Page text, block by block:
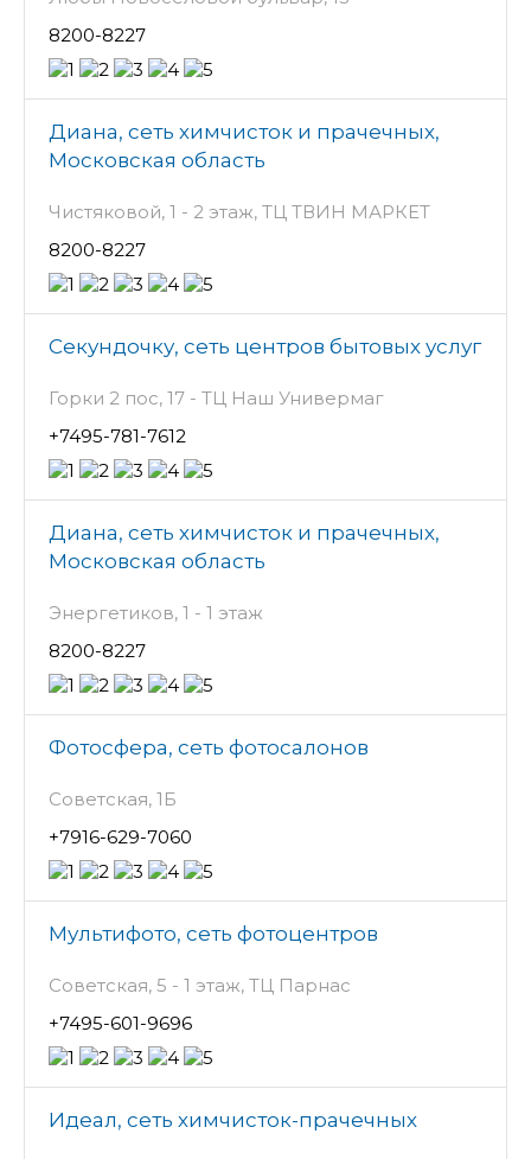
8200-8227
Диана, сеть химчисток и прачечных,
Московская область
Чистяковой, 1 - 2 этаж, ТЦ ТВИН МАРКЕТ
8200-8227
Секундочку, сеть центров бытовых услуг
Горки 2 пос, 17 - ТЦ Наш Универмаг
+7495-781-7612
Диана, сеть химчисток и прачечных,
Московская область
Энергетиков, 1 - 1 этаж
8200-8227
Фотосфера, сеть фотосалонов
Советская, 1Б
+7916-629-7060
Мультифото, сеть фотоцентров
Советская, 5 - 1 этаж, ТЦ Парнас
+7495-601-9696
Идеал, сеть химчисток-прачечных